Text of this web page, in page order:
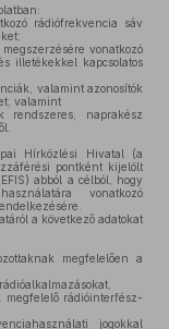
rádiófrekvencia sáv
vonatkozó
illetékekkel kapcsolatos
valamint azonosítók
valamint
rendszeres, naprakész
Hírközlési Hivatal (a
pontként kijelölt
abból a célból, hogy
vonatkozó
a következő adatokat
megfelelően a
megfelelő rádióinterfész-
jogokkal